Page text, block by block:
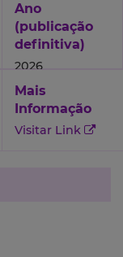
Ano
(publicação
definitiva)
2026
Mais
Informação
Visitar Link